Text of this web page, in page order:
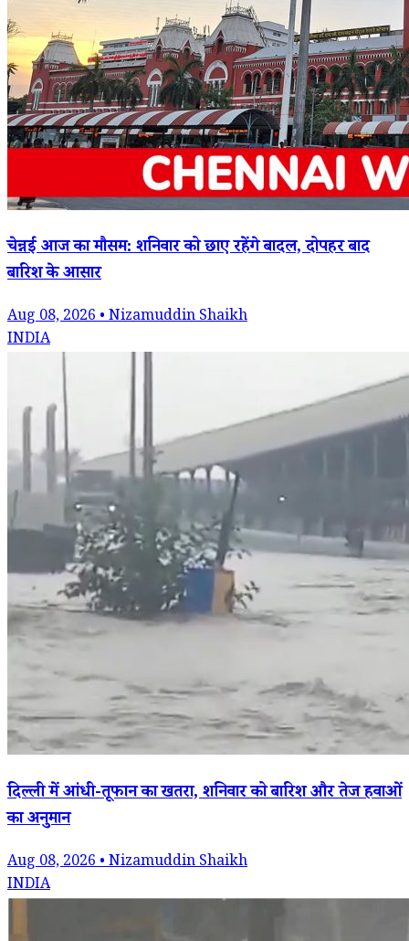
चेन्नई आज का मौसम: शनिवार को छाए रहेंगे बादल, दोपहर बाद
बारिश के आसार
Aug 08, 2026 • Nizamuddin Shaikh
INDIA
दिल्ली में आंधी-तूफान का खतरा, शनिवार को बारिश और तेज हवाओं
का अनुमान
Aug 08, 2026 • Nizamuddin Shaikh
INDIA